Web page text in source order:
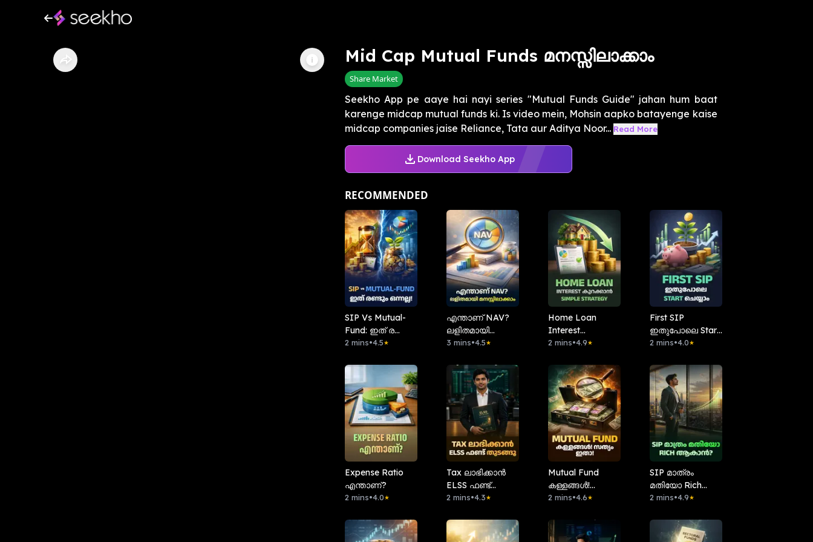
Mid Cap Mutual Funds മനസ്സിലാക്കാം
Share Market
Seekho App pe aaye hai nayi series "Mutual Funds Guide" jahan hum baat
karenge midcap mutual funds ki. Is video mein, Mohsin aapko batayenge kaise
midcap companies jaise Reliance, Tata aur Aditya Noor... Read More
Download Seekho App
RECOMMENDED
SIP Vs Mutual-
Fund: ഇത് രണ്ടും
ഒന്നല്ല!
2 mins•4.5★
എന്താണ് NAV?
ലളിതമായി
മനസ്സിലാക്കാം
3 mins•4.5★
Home Loan
Interest
കുറക്കാൻ Simple
2 mins•4.9★
First SIP
ഇതുപോലെ Start
ചെയ്യാം
2 mins•4.0★
Expense Ratio
എന്താണ്?
2 mins•4.0★
Tax ലാഭിക്കാൻ
ELSS ഫണ്ട്
തുടങ്ങൂ!
2 mins•4.3★
Mutual Fund
കള്ളങ്ങൾ!
സത്യം ഇതാ!
2 mins•4.6★
SIP മാത്രം
മതിയോ Rich
ആകാൻ?
2 mins•4.9★